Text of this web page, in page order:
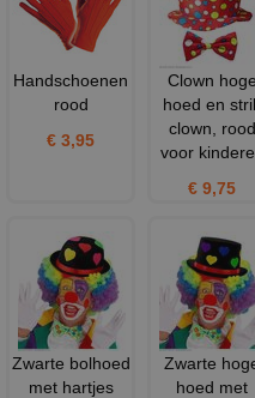
Handschoenen
rood
€ 3,95
Clown
hoed en
clown, rood
voor
€ 9,75
Zwarte bolhoed
met hartjes
Zwarte
hoed met